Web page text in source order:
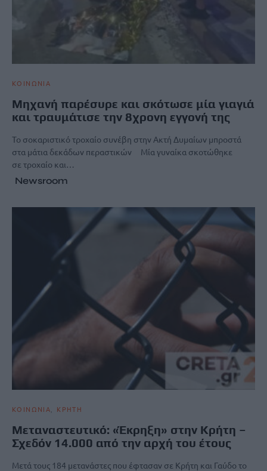
ΚΟΙΝΩΝΙΑ
Μηχανή παρέσυρε και σκότωσε μία γιαγιά
και τραυμάτισε την 8χρονη εγγονή της
Το σοκαριστικό τροχαίο συνέβη στην Ακτή Δυμαίων μπροστά
στα μάτια δεκάδων περαστικών Μία γυναίκα σκοτώθηκε
σε τροχαίο και…
Newsroom
ΚΟΙΝΩΝΙΑ ΚΡΗΤΗ
Μεταναστευτικό: «Έκρηξη» στην Κρήτη –
Σχεδόν 14.000 από την αρχή του έτους
Μετά τους 184 μετανάστες που έφτασαν σε Κρήτη και Γαύδο το